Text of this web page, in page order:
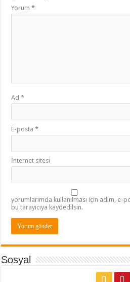
Yorum*
Ad*
E-posta*
İnternet sitesi
yorumlarımda kullanılması için adım, e-
bu tarayıcıya kaydedilsin.
Sosyal